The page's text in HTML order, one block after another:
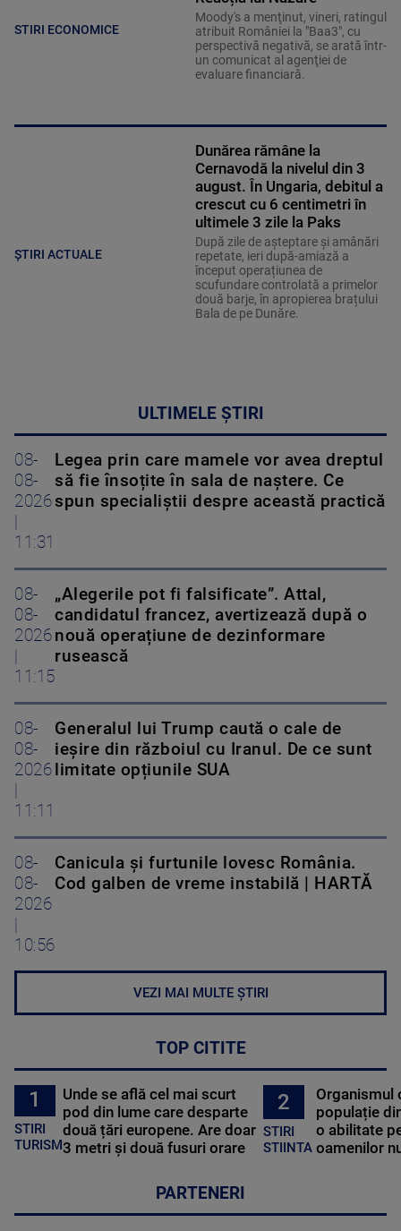
STIRI ECONOMICE
Moody's a menţinut, vineri, ratingul
atribuit României la "Baa3", cu
perspectivă negativă, se arată într-
un comunicat al agenţiei de
evaluare financiară.
ȘTIRI ACTUALE
Dunărea rămâne la
Cernavodă la nivelul din 3
august. În Ungaria, debitul a
crescut cu 6 centimetri în
ultimele 3 zile la Paks
După zile de așteptare și amânări
repetate, ieri după-amiază a
început operațiunea de
scufundare controlată a primelor
două barje, în apropierea brațului
Bala de pe Dunăre.
ULTIMELE ȘTIRI
08-
08-
2026
11:31
Legea prin care mamele vor avea dreptul
să fie însoțite în sala de naștere. Ce
spun specialiștii despre această practică
08-
08-
2026
11:15
„Alegerile pot fi falsificate”. Attal,
candidatul francez, avertizează după o
nouă operațiune de dezinformare
rusească
08-
08-
2026
11:11
Generalul lui Trump caută o cale de
ieșire din războiul cu Iranul. De ce sunt
limitate opțiunile SUA
08-
08-
2026
10:56
Canicula și furtunile lovesc România.
Cod galben de vreme instabilă | HARTĂ
VEZI MAI MULTE ȘTIRI
TOP CITITE
1
STIRI
TURISM
Unde se află cel mai scurt
pod din lume care desparte
două țări europene. Are doar
3 metri și două fusuri orare
2
STIRI
STIINTA
Organismul
populație
o abilitate
oamenilor
PARTENERI